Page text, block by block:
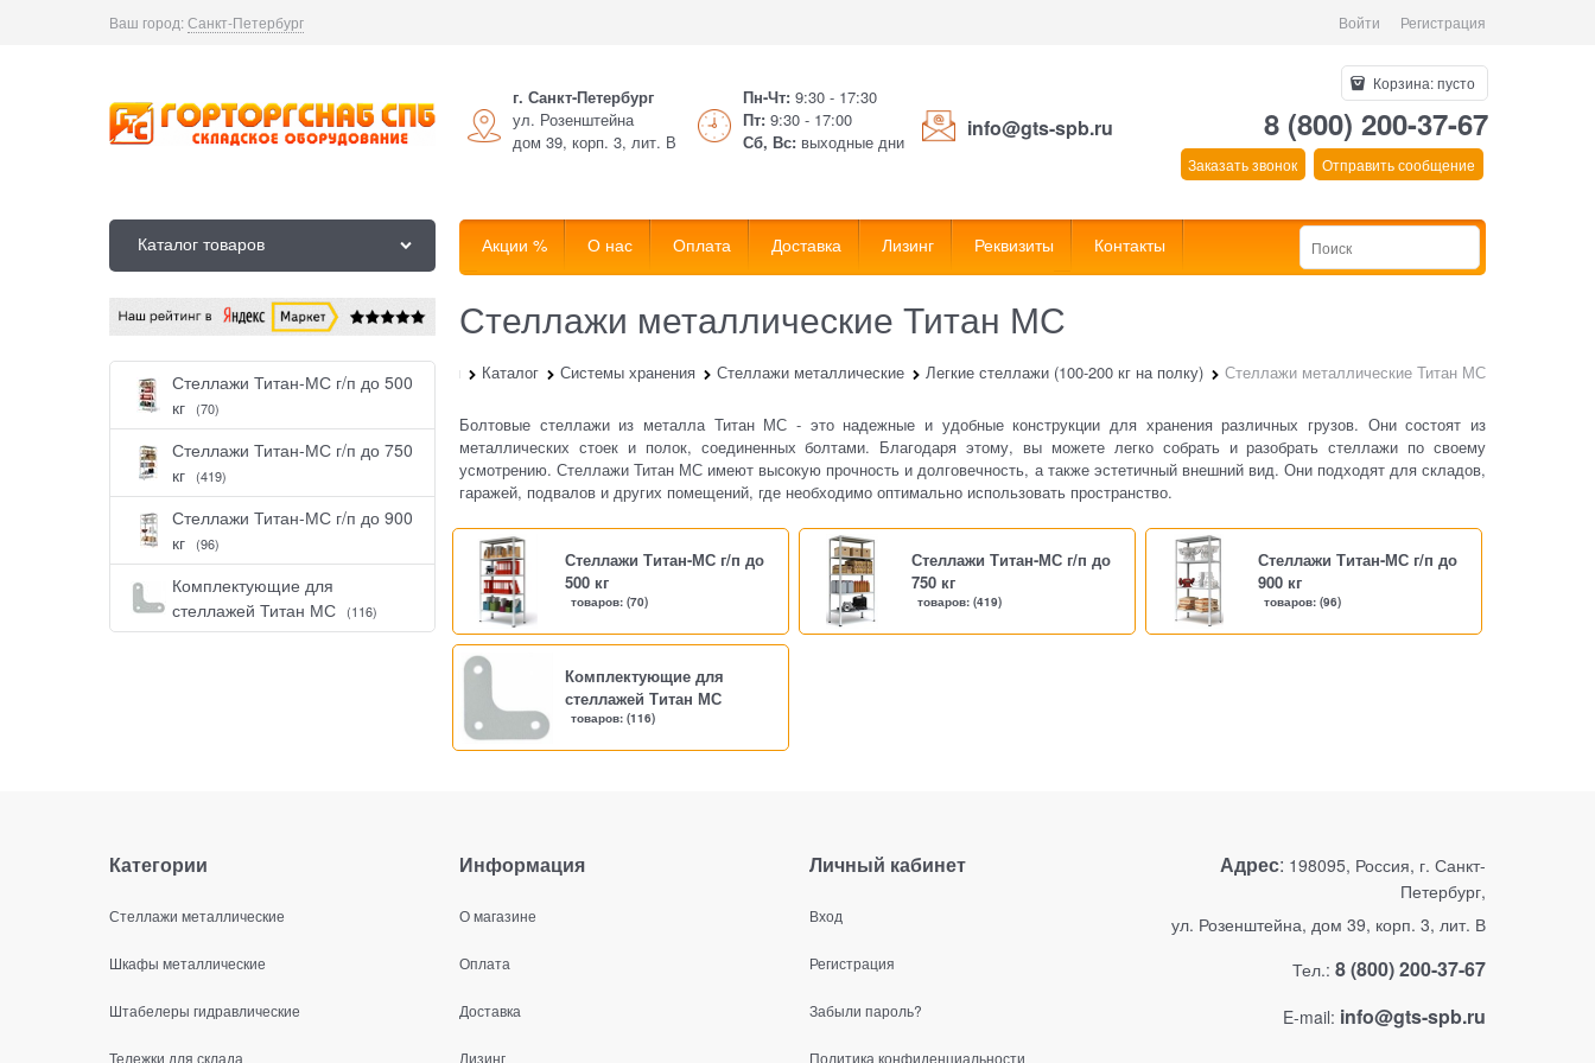
Ваш город:Санкт-Петербург Войти Регистрация
г. Санкт-Петербург
ул. Розенштейна
дом 39, корп. 3, лит. В
Пн-Чт: 9:30 - 17:30
Пт: 9:30 - 17:00
Сб, Вс: выходные дни
info@gts-spb.ru
Корзина:пусто
8 (800) 200-37-67
Заказать звонок Отправить сообщение
Каталог товаров Акции % О нас Оплата Доставка Лизинг Реквизиты Контакты
Стеллажи Титан-МС г/п до 500
кг
(70)
Стеллажи Титан-МС г/п до 750
кг
(419)
Стеллажи Титан-МС г/п до 900
кг
(96)
Комплектующие для
стеллажей Титан МС
(116)
Стеллажи металлические Титан МС
Главная Каталог Системы хранения Стеллажи металлические Легкие стеллажи (100-200 кг на полку) Стеллажи металлические Титан МС
Болтовые стеллажи из металла Титан МС - это надежные и удобные конструкции для хранения различных грузов. Они состоят из
металлических стоек и полок, соединенных болтами. Благодаря этому, вы можете легко собрать и разобрать стеллажи по своему
усмотрению. Стеллажи Титан МС имеют высокую прочность и долговечность, а также эстетичный внешний вид. Они подходят для складов,
гаражей, подвалов и других помещений, где необходимо оптимально использовать пространство.
Стеллажи Титан-МС г/п до
500 кг
(70)
Стеллажи Титан-МС г/п до
750 кг
(419)
Стеллажи Титан-МС г/п до
900 кг
(96)
Комплектующие для
стеллажей Титан МС
(116)
Категории
Стеллажи металлические
Шкафы металлические
Штабелеры гидравлические
Тележки для склада
Информация
О магазине
Оплата
Доставка
Лизинг
Личный кабинет
Вход
Регистрация
Забыли пароль?
Политика конфиденциальности
Адрес: 198095, Россия, г. Санкт-
Петербург,
ул. Розенштейна, дом 39, корп. 3, лит. В
Тел.: 8 (800) 200-37-67
E-mail: info@gts-spb.ru